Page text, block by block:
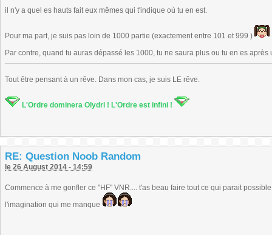
il n'y a quel es hauts fait eux mêmes qui t'indique où tu en est.
Pour ma part, je suis pas loin de 1000 partie (exactement entre 101 et 999 )
Par contre, quand tu auras dépassé les 1000, tu ne saura plus ou tu en es après
Tout être pensant à un rêve. Dans mon cas, je suis LE rêve.
L'Ordre dominera Olydri ! L'Ordre est infini !
RE: Question Noob Random
le 26 August 2014 - 14:59
Commence à me gonfler ce "HF" VNR.... t'as beau faire tout ce qui parait
l'imagination qui me manque